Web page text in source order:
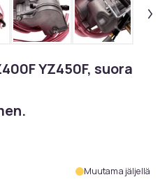
YZ450F, suora
Muutama jäljellä